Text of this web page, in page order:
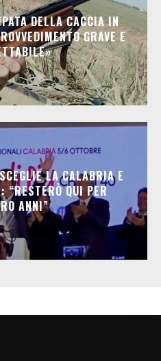
DELLA CACCIA IN
GRAVE E
LA CALABRIA E
“RESTERÒ QUI PER
ANNI”